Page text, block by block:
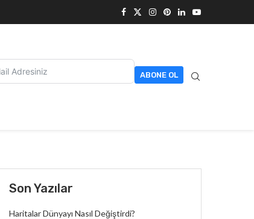
ABONE OL
Son Yazılar
Haritalar Dünyayı Nasıl Değiştirdi?